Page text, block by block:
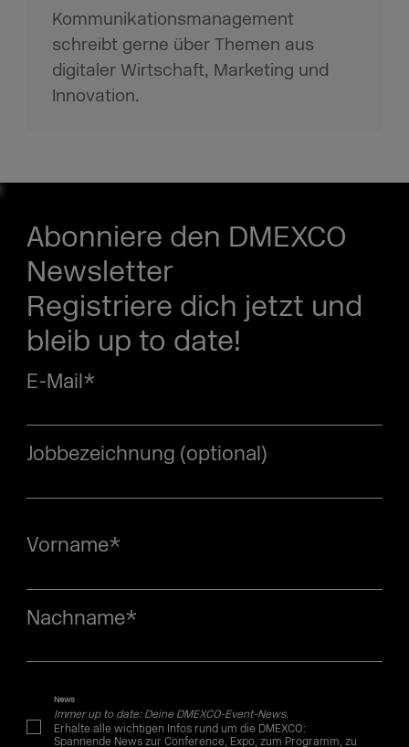
Kommunikationsmanagement
schreibt gerne über Themen aus
digitaler Wirtschaft, Marketing und
Innovation.
Abonniere den DMEXCO
Newsletter
Registriere dich jetzt und
bleib up to date!
E-Mail*
Jobbezeichnung (optional)
Vorname*
Nachname*
News
Immer up to date: Deine DMEXCO-Event-News.
Erhalte alle wichtigen Infos rund um die DMEXCO:
Spannende News zur Conference, Expo, zum Programm, zu